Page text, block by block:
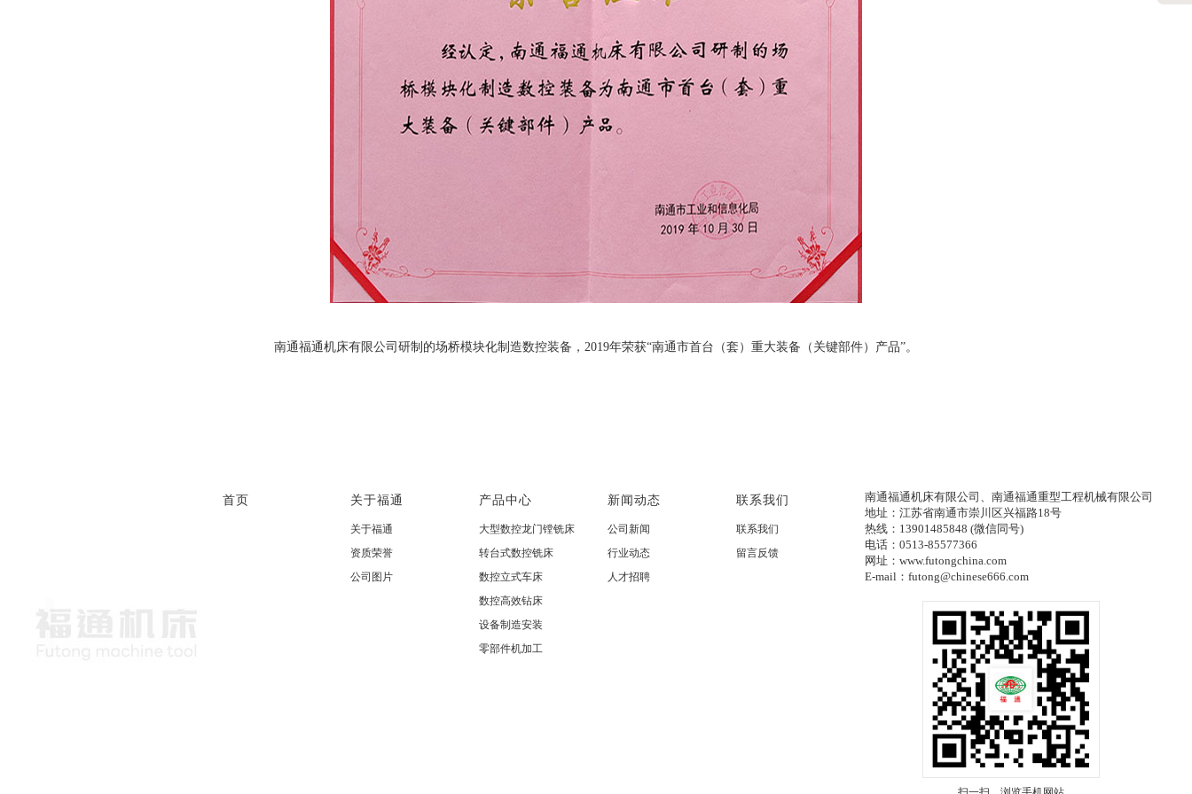
南通福通机床有限公司研制的场桥模块化制造数控装备，2019年荣获“南通市首台（套）重大装备（关键部件）产品”。
首页 关于福通
关于福通
资质荣誉
公司图片
产品中心
大型数控龙门镗铣床
转台式数控铣床
数控立式车床
数控高效钻床
设备制造安装
零部件机加工
新闻动态
公司新闻
行业动态
人才招聘
联系我们
联系我们
留言反馈
南通福通机床有限公司、南通福通重型工程机械有限公司
地址：江苏省南通市崇川区兴福路18号
热线：13901485848 (微信同号)
电话：0513-85577366
网址：www.futongchina.com
E-mail：futong@chinese666.com